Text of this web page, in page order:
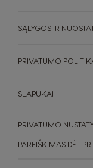
SĄLYGOS IR
PRIVATUMO
SLAPUKAI
PRIVATUMO
PAREIŠKIMAS DĖL